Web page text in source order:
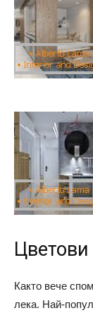
Както вече
лека. Най-